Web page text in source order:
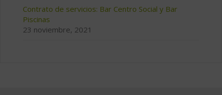
Contrato de servicios: Bar Centro Social y Bar
Piscinas
23 noviembre, 2021